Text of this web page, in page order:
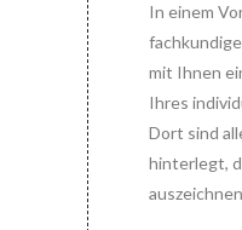
In einem
mit Ihnen
Ihres
Dort sind
hinterlegt,